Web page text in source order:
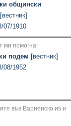
общински
[вестник]
07/1910
ми помогна!
подем [вестник]
08/1952
във Варненско из н